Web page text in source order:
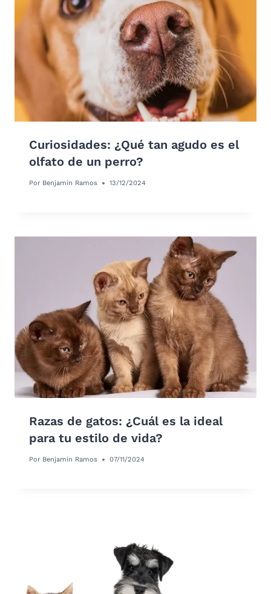
Curiosidades: ¿Qué tan agudo es el
olfato de un perro?
Por Benjamín Ramos 13/12/2024
Razas de gatos: ¿Cuál es la ideal
para tu estilo de vida?
Por Benjamín Ramos 07/11/2024